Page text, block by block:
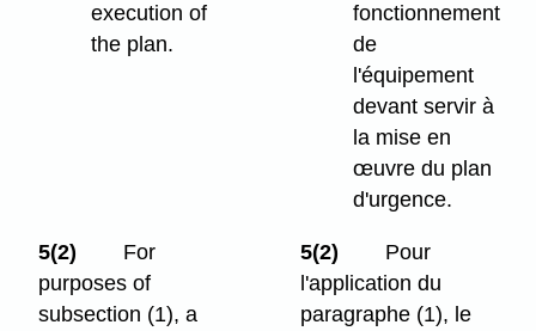
execution of
the plan.
fonctionnement
de
l'équipement
devant servir à
la mise en
œuvre du plan
d'urgence.
5(2)
For
purposes of
subsection (1), a
5(2)
Pour
l'application du
paragraphe (1), le